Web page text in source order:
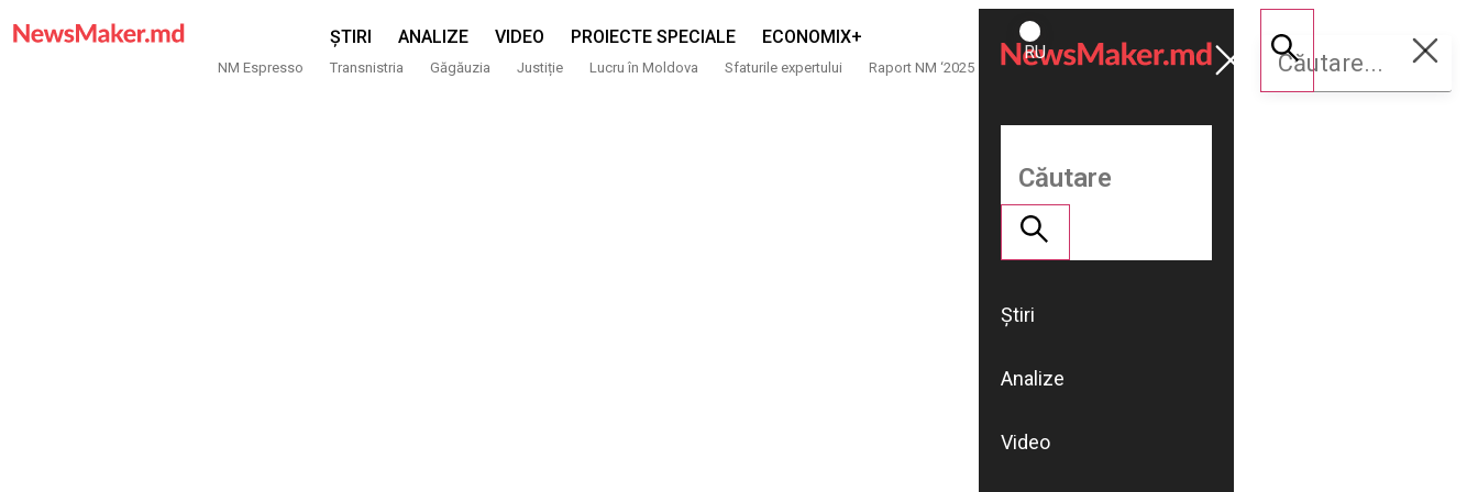
ȘTIRI ANALIZE VIDEO PROIECTE SPECIALE ECONOMIX+
NM Espresso Transnistria Găgăuzia Justiție Lucru în Moldova Sfaturile expertului Raport NM ‘2025
ROMÂNĂ
RU
Susține
NM
Știri
Analize
Video